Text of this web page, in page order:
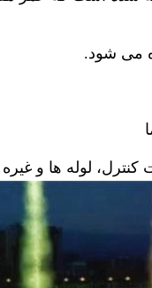
می شود.